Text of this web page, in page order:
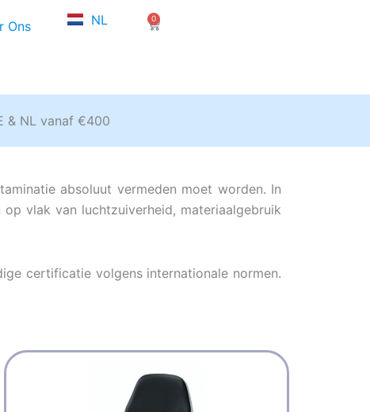
Ons NL
EN
0
Winkelwagen
& NL vanaf €400
absoluut vermeden moet worden. In
vlak van luchtzuiverheid, materiaalgebruik
certificatie volgens internationale normen.